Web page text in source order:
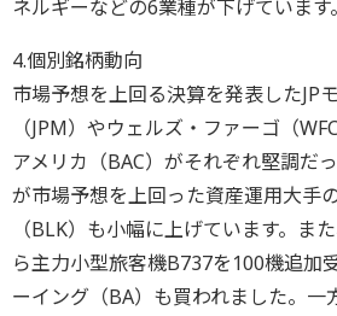
ネルギーなどの6業種が下げています。
4.個別銘柄動向
市場予想を上回る決算を発表したJP
（JPM）やウェルズ・ファーゴ（
アメリカ（BAC）がそれぞれ堅調だ
が市場予想を上回った資産運用大手
（BLK）も小幅に上げています。ま
ら主力小型旅客機B737を100機追加
ーイング（BA）も買われました。一